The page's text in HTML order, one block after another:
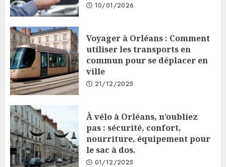
10/01/2026
Voyager à Orléans : Comment
utiliser les transports en
commun pour se déplacer en
ville
21/12/2025
À vélo à Orléans, n’oubliez
pas : sécurité, confort,
nourriture, équipement pour
le sac à dos.
01/12/2025